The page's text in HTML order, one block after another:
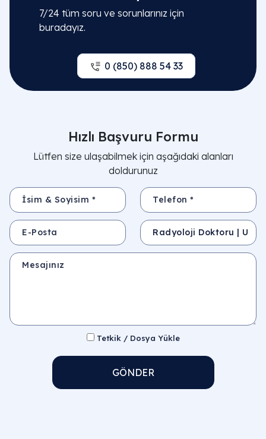
7/24 tüm soru ve sorunlarınız için
buradayız.
0 (850) 888 54 33
Hızlı Başvuru Formu
Lütfen size ulaşabilmek için aşağıdaki alanları
doldurunuz
İsim & Soyisim * Telefon *
E-Posta Konu
Mesajınız
Tetkik / Dosya Yükle
GÖNDER